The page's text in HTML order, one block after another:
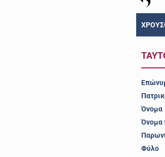
Όνομα
Όνομα
Φύλο